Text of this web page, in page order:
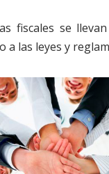
fiscales se
a las leyes y